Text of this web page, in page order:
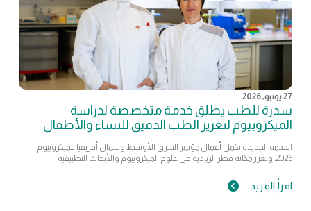
27 يونيو, 2026
سدرة للطب يطلق خدمة متخصصة لدراسة
الميكروبيوم لتعزيز الطب الدقيق للنساء والأطفال
الخدمة الجديدة تكمل أعمال مؤتمر الشرق الأوسط وشمال أفريقيا للميكروبيوم
2026، وتعزز مكانة قطر الريادية في علوم الميكروبيوم والأبحاث التطبيقية
اقرأ المزيد